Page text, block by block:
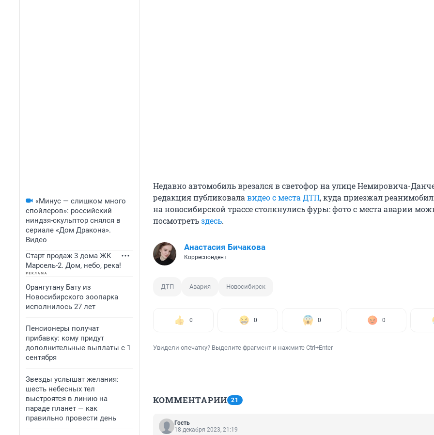
«Минус — слишком много
спойлеров»: российский
ниндзя-скульптор снялся в
сериале «Дом Дракона».
Видео
Старт продаж 3 дома ЖК
Марсель-2. Дом, небо, река!
Орангутану Бату из
Новосибирского зоопарка
исполнилось 27 лет
Пенсионеры получат
прибавку: кому придут
дополнительные выплаты с 1
сентября
Звезды услышат желания:
шесть небесных тел
выстроятся в линию на
параде планет — как
правильно провести день
Недавно автомобиль врезался в светофор на улице Немировича-
редакция публиковала видео с места ДТП, куда приезжал
на новосибирской трассе столкнулись фуры: фото с места аварии
посмотретьздесь.
Анастасия Бичакова
Корреспондент
ДТП Авария Новосибирск
0 0 0 0
Увидели опечатку? Выделите фрагмент и нажмите Ctrl+Enter
КОММЕНТАРИИ 21
Гость
18 декабря 2023, 21:19